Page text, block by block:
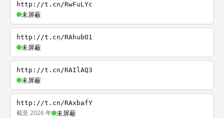
http://t.cn/RwFuLYc
未屏蔽
http://t.cn/RAhubO1
未屏蔽
http://t.cn/RAIlAQ3
未屏蔽
http://t.cn/RAxbafY
截至 2026 年 未屏蔽